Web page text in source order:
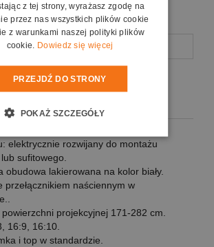
Opis
Koszty dostawy
elektrycznie rozwijany do montażu
sufitowego.
obudowa lakierowana na kolor biały.
przełącznikiem naściennym w
projekcyjnej 171-282 cm.
16:9, 16:10.
i top w standardzie.
z tej strony, wyrażasz zgodę na
przez nas wszystkich plików cookie
z warunkami naszej polityki plików
cookie. Dowiedz się więcej
PRZEJDŹ DO STRONY
POKAŻ SZCZEGÓŁY